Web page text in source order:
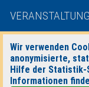
Wir verwenden
anonymisierte,
Hilfe der Statistik-
Informationen